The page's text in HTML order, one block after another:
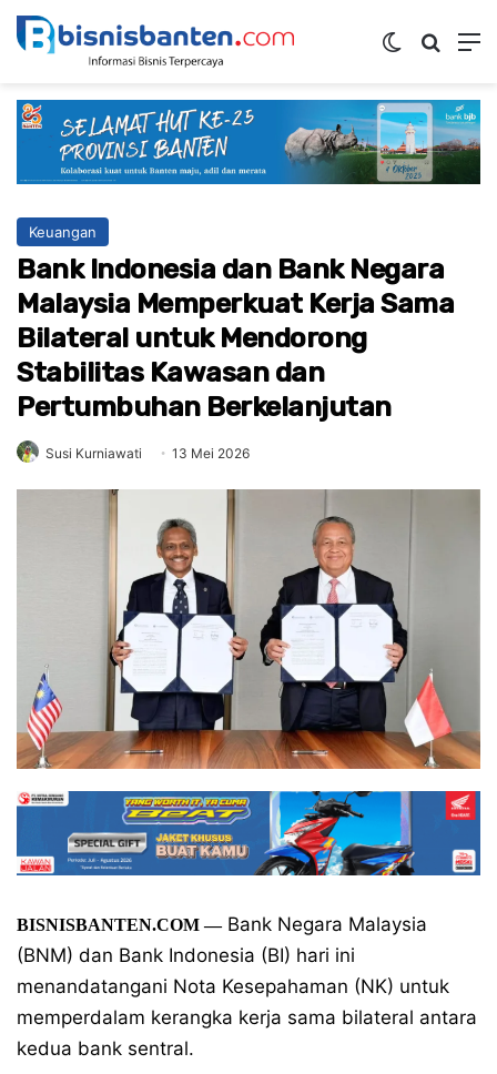
Switch skin
Keuangan
Bank Indonesia dan Bank Negara
Malaysia Memperkuat Kerja Sama
Bilateral untuk Mendorong
Stabilitas Kawasan dan
Pertumbuhan Berkelanjutan
Susi Kurniawati 13 Mei 2026
BISNISBANTEN.COM—Bank Negara Malaysia
(BNM) dan Bank Indonesia (BI) hari ini
menandatangani Nota Kesepahaman (NK) untuk
memperdalam kerangka kerja sama bilateral antara
kedua bank sentral.